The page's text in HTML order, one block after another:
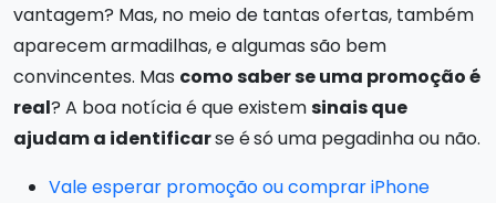
vantagem? Mas, no meio de tantas ofertas, também
aparecem armadilhas, e algumas são bem
convincentes. Mas como saber se uma promoção é
real? A boa notícia é que existemsinais que
ajudam a identificarse ésó uma pegadinha ou não.
Vale esperar promoção ou comprar iPhone